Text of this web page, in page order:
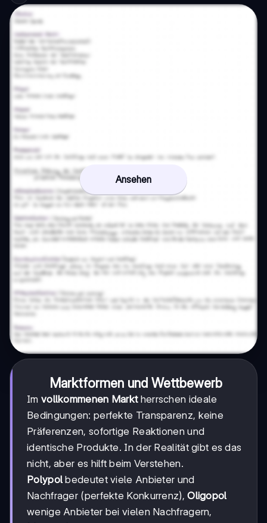
Ansehen
Marktformen und Wettbewerb
Im vollkommenen Marktherrschen ideale
Bedingungen: perfekte Transparenz, keine
Präferenzen, sofortige Reaktionen und
identische Produkte. In der Realität gibt es das
nicht, aber es hilft beim Verstehen.
Polypol bedeutet viele Anbieter und
Nachfrager (perfekte Konkurrenz),Oligopol
wenige Anbieter bei vielen Nachfragern,